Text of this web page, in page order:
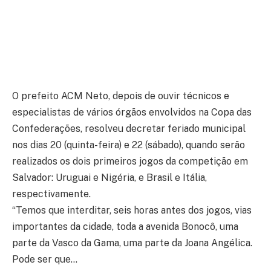
O prefeito ACM Neto, depois de ouvir técnicos e
especialistas de vários órgãos envolvidos na Copa das
Confederações, resolveu decretar feriado municipal
nos dias 20 (quinta-feira) e 22 (sábado), quando serão
realizados os dois primeiros jogos da competição em
Salvador: Uruguai e Nigéria, e Brasil e Itália,
respectivamente.
“Temos que interditar, seis horas antes dos jogos, vias
importantes da cidade, toda a avenida Bonocô, uma
parte da Vasco da Gama, uma parte da Joana Angélica.
Pode ser que…